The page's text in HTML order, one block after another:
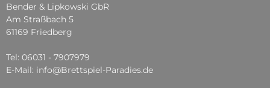
Bender & Lipkowski GbR
Am Straßbach 5
61169 Friedberg
Tel: 06031 - 7907979
E-Mail: info@Brettspiel-Paradies.de